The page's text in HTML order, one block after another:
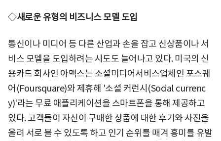
◇새로운 유형의 비즈니스 모델 도입
통신이나 미디어 등 다른 산업과 손을 잡고 신상품이나 서
비스 모델을 도입하려는 시도도 늘어나고 있다. 미국의 신
용카드 회사인 아멕스는 소셜미디어서비스업체인 포스퀘
어(Foursquare)와 제휴해 '소셜 커런시(Social currenc
y)'라는 무료 애플리케이션을 스마트폰을 통해 제공하고
있다. 고객들이 자신이 구매한 상품에 대한 후기와 사진을
올려 서로 볼 수 있도록 하고 인기 순위를 매겨 흥미를 유발